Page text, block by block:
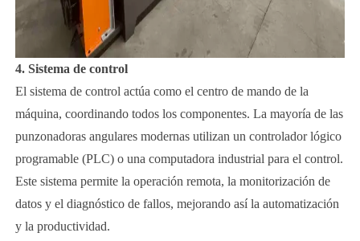
4. Sistema de control
El sistema de control actúa como el centro de mando de la
máquina, coordinando todos los componentes. La mayoría de las
punzonadoras angulares modernas utilizan un controlador lógico
programable (PLC) o una computadora industrial para el control.
Este sistema permite la operación remota, la monitorización de
datos y el diagnóstico de fallos, mejorando así la automatización
y la productividad.